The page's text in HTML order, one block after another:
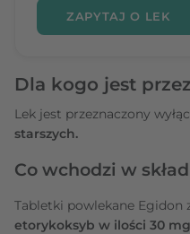
ZAPYTAJ O LEK
Dla kogo jest
Lek jest przeznaczony
starszych.
Co wchodzi w
Tabletki powlekane Egidon
etorykoksyb w ilości 30 mg